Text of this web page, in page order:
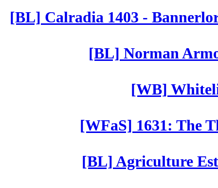
[BL] Calradia 1403 -
[BL] Norman
[WB]
[WFaS] 1631: The
[BL] Agriculture